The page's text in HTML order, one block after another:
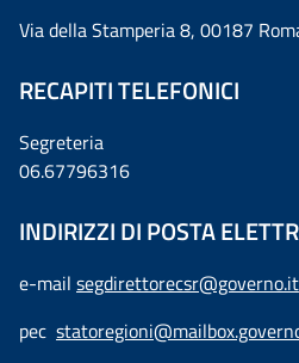
Via della Stamperia 8, 00187
RECAPITI TELEFONICI
Segreteria
06.67796316
INDIRIZZI DI POSTA
e-mail segdirettorecsr@governo.it
pec